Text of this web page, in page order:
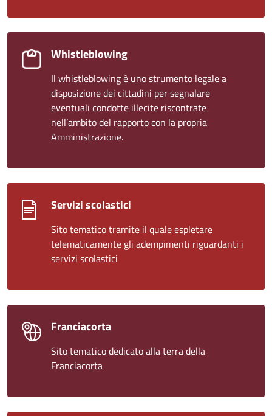
Whistleblowing
Il whistleblowing è uno strumento legale a
disposizione dei cittadini per segnalare
eventuali condotte illecite riscontrate
nell’ambito del rapporto con la propria
Amministrazione.
Servizi scolastici
Sito tematico tramite il quale espletare
telematicamente gli adempimenti riguardanti i
servizi scolastici
Franciacorta
Sito tematico dedicato alla terra della
Franciacorta